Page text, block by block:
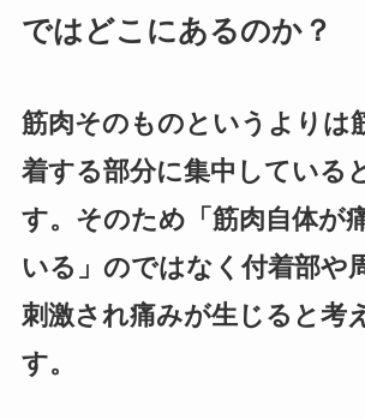
ではどこにあるのか？
筋肉そのものというよりは
着する部分に集中している
す。そのため「筋肉自体が
いる」のではなく付着部や
刺激され痛みが生じると考
す。